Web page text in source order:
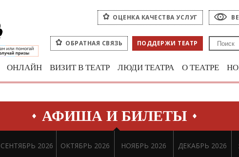
ОЦЕНКА КАЧЕСТВА УСЛУГ
ОБРАТНАЯ СВЯЗЬ ПОДДЕРЖИ ТЕАТР
ОНЛАЙН ВИЗИТ В ТЕАТР ЛЮДИ ТЕАТРА О ТЕАТРЕ
АФИША И БИЛЕТЫ
СЕНТЯБРЬ 2026 ОКТЯБРЬ 2026 НОЯБРЬ 2026 ДЕКАБРЬ 2026